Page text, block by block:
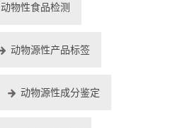
动物性食品检测
动物源性产品标签
动物源性成分鉴定